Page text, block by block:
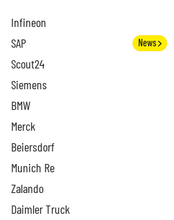
Infineon
SAP News
Scout24
Siemens
BMW
Merck
Beiersdorf
Munich Re
Zalando
Daimler Truck